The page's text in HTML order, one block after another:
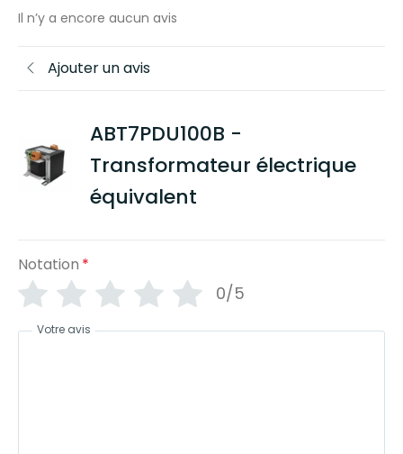
Il n’y a encore aucun avis
Ajouter un avis
ABT7PDU100B -
Transformateur électrique
équivalent
Notation *
0/5
Votre avis